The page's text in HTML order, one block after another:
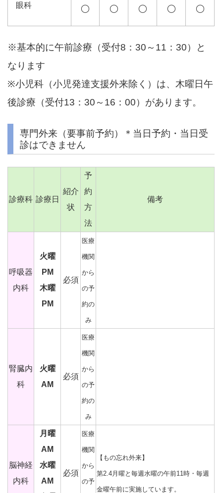
眼科 ◯ ◯ ◯ ◯ ◯
※基本的に午前診療（受付8：30～11：30）と
なります
※小児科（小児発達支援外来除く）は、木曜日午
後診療（受付13：30～16：00）があります。
専門外来（要事前予約）＊当日予約・当日受
診はできません
診療科 診療日
紹介
状
予
約
方
法
備考
呼吸器
内科
火曜
PM
木曜
PM
必須
医療
機関
から
の予
約の
み
腎臓内
科
火曜
AM
必須
医療
機関
から
の予
約の
み
脳神経
内科
月曜
AM
水曜
AM
必須
医療
機関
から
の予
【もの忘れ外来】
第2.4月曜と毎週水曜の午前11時・毎週
金曜午前に実施しています。